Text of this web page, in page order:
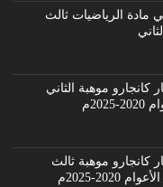
مادة الرياضيات ثالث
كانجارو موهبة الثاني
كانجارو موهبة ثالث
2025م